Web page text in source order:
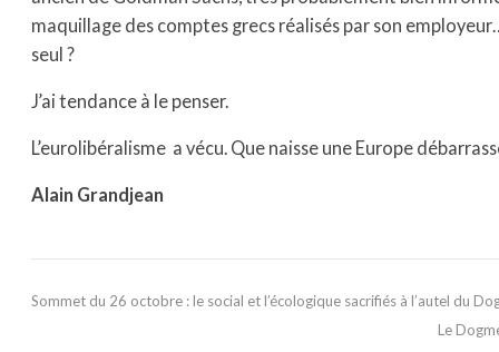
maquillage des comptes grecs réalisés par son
seul ?
J’ai tendance à le penser.
L’eurolibéralisme a vécu. Que naisse une Europe
Alain Grandjean
Sommet du 26 octobre : le social et l’écologique sacrifiés à l’autel du
Le